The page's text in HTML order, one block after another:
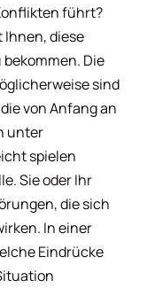
führt?
diese
Die
sind
von Anfang an
unter
spielen
Sie oder Ihr
die sich
In einer
Eindrücke